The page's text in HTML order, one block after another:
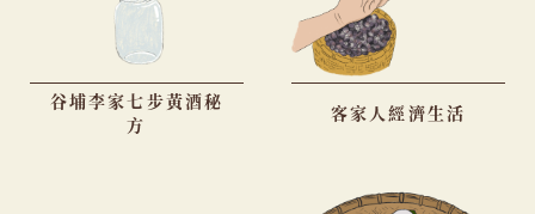
谷埔李家七步黃酒秘
方
客家人經濟生活